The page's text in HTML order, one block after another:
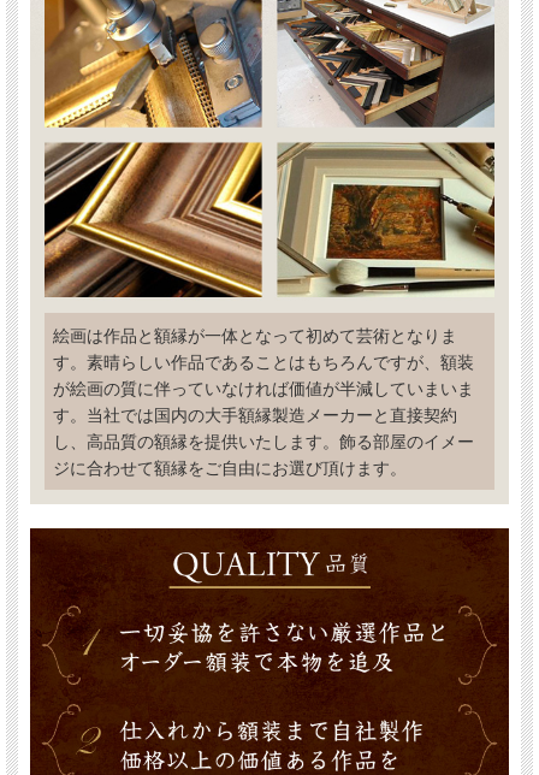
絵画は作品と額縁が一体となって初めて芸術となりま
す。素晴らしい作品であることはもちろんですが、額装
が絵画の質に伴っていなければ価値が半減していまいま
す。当社では国内の大手額縁製造メーカーと直接契約
し、高品質の額縁を提供いたします。飾る部屋のイメー
ジに合わせて額縁をご自由にお選び頂けます。